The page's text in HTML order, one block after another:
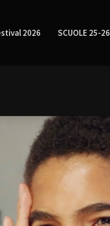
2026 SCUOLE 25-26